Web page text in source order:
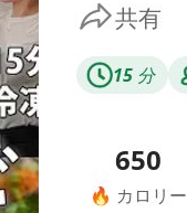
共有
15 分
650
🔥 カロリー